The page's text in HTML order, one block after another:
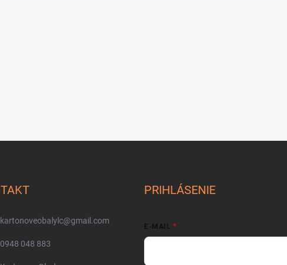
kartonoveobalylc@gmail.com
0948 048 883
PRIHLÁSENIE
E-MAIL